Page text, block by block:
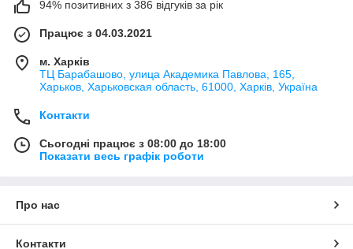
94% позитивних з 386 відгуків за рік
Працює з 04.03.2021
м. Харків
ТЦ Барабашово, улица Академика Павлова, 165,
Харьков, Харьковская область, 61000, Харків, Україна
Контакти
Сьогодні працює з 08:00 до 18:00
Показати весь графік роботи
Про нас
Контакти